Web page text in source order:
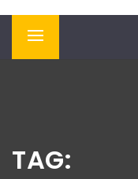
Primary
TAG: